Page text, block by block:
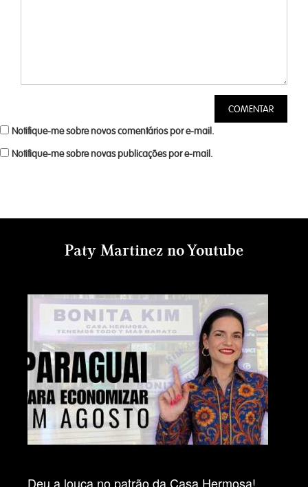
Notifique-me sobre novos comentários por e-mail.
Notifique-me sobre novas publicações por e-mail.
Paty Martinez no Youtube
Deu a louca no patrão da Casa Hermosa!